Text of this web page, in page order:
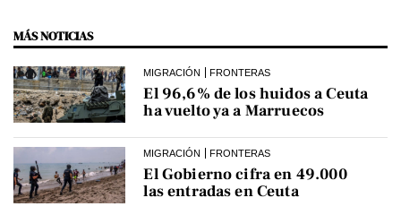
MÁS NOTICIAS
MIGRACIÓN FRONTERAS
El 96,6% de los huidos a Ceuta
ha vuelto ya a Marruecos
MIGRACIÓN FRONTERAS
El Gobierno cifra en 49.000
las entradas en Ceuta